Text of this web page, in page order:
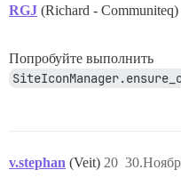
RGJ (Richard - Communiteq)
Попробуйте выполнить
v.stephan (Veit) 20